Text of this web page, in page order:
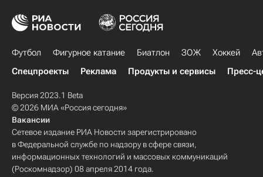
Футбол Фигурное катание Биатлон ЗОЖ Хоккей
Спецпроекты
Реклама Продукты и сервисы Пресс-
Версия 2023.1 Beta
© 2026 МИА «Россия сегодня»
Вакансии
Сетевое издание РИА Новости зарегистрировано
в Федеральной службе по надзору в сфере связи,
информационных технологий и массовых коммуникаций
(Роскомнадзор) 08 апреля 2014 года.